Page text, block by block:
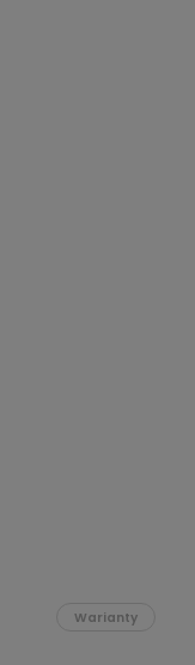
Warianty